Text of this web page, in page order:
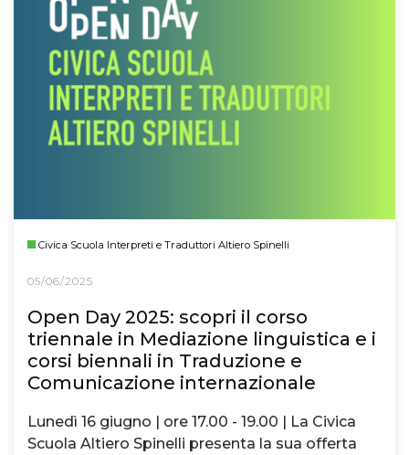
Civica Scuola Interpreti e Traduttori Altiero Spinelli
05/06/2025
Open Day 2025: scopri il corso
triennale in Mediazione linguistica e i
corsi biennali in Traduzione e
Comunicazione internazionale
Lunedì 16 giugno | ore 17.00 - 19.00 | La Civica
Scuola Altiero Spinelli presenta la sua offerta